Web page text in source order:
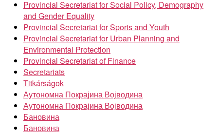
Provincial Secretariat for Social Policy, Demography
and Gender Equality
Provincial Secretariat for Sports and Youth
Provincial Secretariat for Urban Planning and
Environmental Protection
Provincial Secretariat of Finance
Secretariats
Titkárságok
Аутономна Покрајина Војводина
Аутономна Покрајина Војводина
Бановина
Бановина